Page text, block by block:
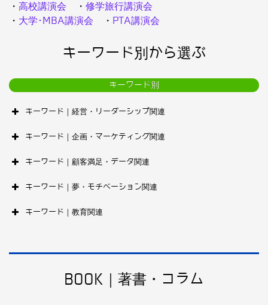
・ 高校講演会 ・ 修学旅行講演会
・ 大学･MBA講演会 ・ PTA講演会
キーワード別から選ぶ
キーワード別
キーワード｜経営・リーダーシップ関連
キーワード｜企画・マーケティング関連
キーワード｜顧客満足・データ関連
キーワード｜夢・モチベーション関連
キーワード｜教育関連
BOOK｜著書・コラム